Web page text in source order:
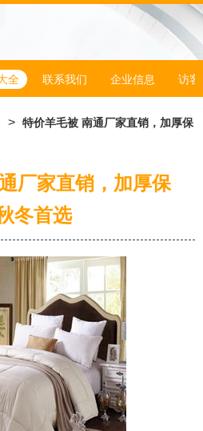
全 联系我们 企业信息 访客
> 特价羊毛被 南通厂家直销，加厚保
厂家直销，加厚保
冬首选